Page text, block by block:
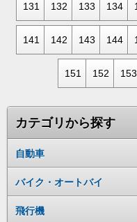
131 132 133 134
141 142 143 144
151 152 153
カテゴリから探す
自動車
バイク・オートバイ
飛行機